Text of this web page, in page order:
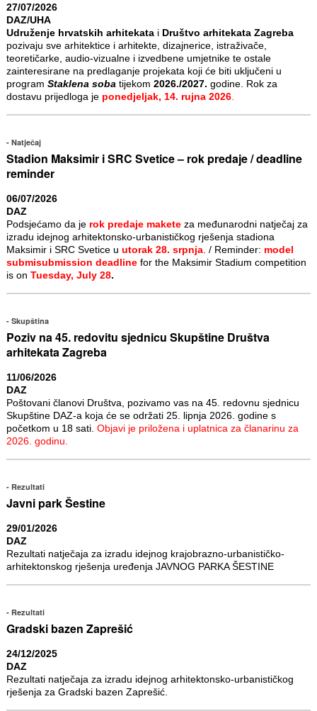
27/07/2026
DAZ/UHA
Udruženje hrvatskih arhitekatai Društvo arhitekata Zagreba
pozivaju sve arhitektice i arhitekte, dizajnerice, istraživače,
teoretičarke, audio-vizualne i izvedbene umjetnike te ostale
zainteresirane na predlaganje projekata koji će biti uključeni u
program Staklena soba tijekom 2026./2027. godine. Rok za
dostavu prijedloga je ponedjeljak, 14. rujna 2026.
Natječaj
Stadion Maksimir i SRC Svetice – rok predaje / deadline
reminder
06/07/2026
DAZ
Podsjećamo da je rok predaje maketeza međunarodni natječaj za
izradu idejnog arhitektonsko-urbanističkog rješenja stadiona
Maksimir i SRC Svetice u utorak 28. srpnja. / Reminder: model
submisubmission deadlinefor the Maksimir Stadium competition
is on Tuesday, July 28.
Skupština
Poziv na 45. redovitu sjednicu Skupštine Društva
arhitekata Zagreba
11/06/2026
DAZ
Poštovani članovi Društva, pozivamo vas na 45. redovnu sjednicu
Skupštine DAZ-a koja će se održati 25. lipnja 2026. godine s
početkom u 18 sati. Objavi je priložena i uplatnica za članarinu za
2026. godinu.
Rezultati
Javni park Šestine
29/01/2026
DAZ
Rezultati natječaja za izradu idejnog krajobrazno-urbanističko-
arhitektonskog rješenja uređenja JAVNOG PARKA ŠESTINE
Rezultati
Gradski bazen Zaprešić
24/12/2025
DAZ
Rezultati natječaja za izradu idejnog arhitektonsko-urbanističkog
rješenja za Gradski bazen Zaprešić.